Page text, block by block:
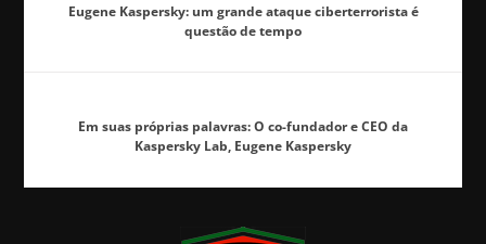
Eugene Kaspersky: um grande ataque ciberterrorista é
questão de tempo
Em suas próprias palavras: O co-fundador e CEO da
Kaspersky Lab, Eugene Kaspersky